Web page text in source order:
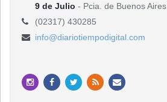
9 de Julio - Pcia. de Buenos Aires
(02317) 430285
info@diariotiempodigital.com